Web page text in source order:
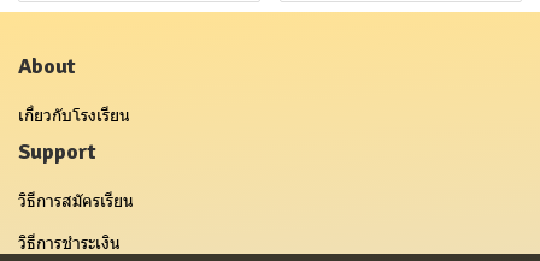
About
เกี่ยวกับโรงเรียน
Support
วิธีการสมัครเรียน
วิธีการชำระเงิน